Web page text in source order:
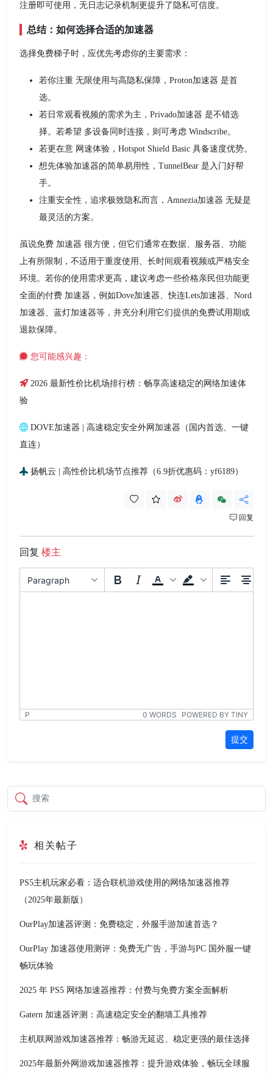
注册即可使用，无日志记录机制更提升了隐私可信度。
总结：如何选择合适的加速器
选择免费梯子时，应优先考虑你的主要需求：
若你注重 无限使用与高隐私保障，Proton加速器 是首
选。
若日常观看视频的需求为主，Privado加速器 是不错选
择。若希望 多设备同时连接，则可考虑 Windscribe。
若更在意 网速体验，Hotspot Shield Basic 具备速度优势。
想先体验加速器的简单易用性，TunnelBear 是入门好帮
手。
注重安全性，追求极致隐私而言，Amnezia加速器 无疑是
最灵活的方案。
虽说免费 加速器 很方便，但它们通常在数据、服务器、功能
上有所限制，不适用于重度使用、长时间观看视频或严格安全
环境。若你的使用需求更高，建议考虑一些价格亲民但功能更
全面的付费 加速器，例如Dove加速器、快连Lets加速器、Nord
加速器、蓝灯加速器等，并充分利用它们提供的免费试用期或
退款保障。
您可能感兴趣：
2026 最新性价比机场排行榜：畅享高速稳定的网络加速体
验
DOVE加速器 | 高速稳定安全外网加速器（国内首选、一键
直连）
扬帆云 | 高性价比机场节点推荐（6.9折优惠码：yf6189）
回复
回复 楼主
Paragraph
P 0 WORDS POWERED BY TINY
提交
搜索
相关帖子
PS5主机玩家必看：适合联机游戏使用的网络加速器推荐
（2025年最新版）
OurPlay加速器评测：免费稳定，外服手游加速首选？
OurPlay 加速器使用测评：免费无广告，手游与PC 国外服一键
畅玩体验
2025 年 PS5 网络加速器推荐：付费与免费方案全面解析
Gatern 加速器评测：高速稳定安全的翻墙工具推荐
主机联网游戏加速器推荐：畅游无延迟、稳定更强的最佳选择
2025年最新外网游戏加速器推荐：提升游戏体验，畅玩全球服